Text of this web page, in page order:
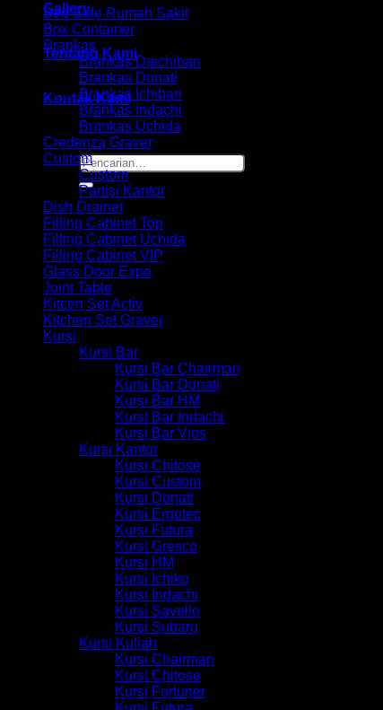
Gallery
Tentang Kami
Kontak Kami
Pencarian
untuk:
Bed Side Rumah Sakit
Box Container
Brankas
Brankas Daichiban
Brankas Donati
Brankas Ichiban
Brankas Indachi
Brankas Uchida
Credenza Graver
Custom
Custom
Partisi Kantor
Dish Drainer
Filling Cabinet Top
Filling Cabinet Uchida
Filling Cabinet VIP
Glass Door Expo
Joint Table
Kitcen Set Activ
Kitchen Set Graver
Kursi
Kursi Bar
Kursi Bar Chairman
Kursi Bar Donati
Kursi Bar HM
Kursi Bar Indachi
Kursi Bar Vios
Kursi Kantor
Kursi Chitose
Kursi Custom
Kursi Donati
Kursi Ergotec
Kursi Futura
Kursi Gresco
Kursi HM
Kursi Ichiko
Kursi Indachi
Kursi Savello
Kursi Subaru
Kursi Kuliah
Kursi Chairman
Kursi Chitose
Kursi Fortuner